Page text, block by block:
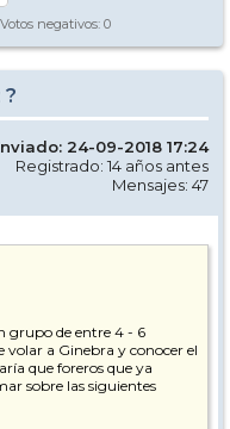
negativos: 0
?
24-09-2018 17:24
Registrado: 14 años antes
Mensajes: 47
grupo de entre 4 - 6
volar a Ginebra y conocer el
que foreros que ya
sobre las siguientes